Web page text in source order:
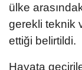
ülke
gerekli teknik
ettiği belirtildi.
Hayata